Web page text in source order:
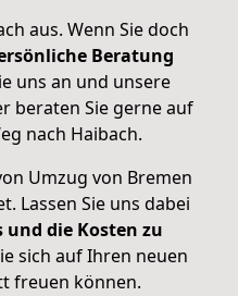
aus. Wenn Sie doch
Beratung
uns an und unsere
beraten Sie gerne auf
nach Haibach.
Umzug von Bremen
Lassen Sie uns dabei
und die Kosten zu
sich auf Ihren neuen
freuen können.